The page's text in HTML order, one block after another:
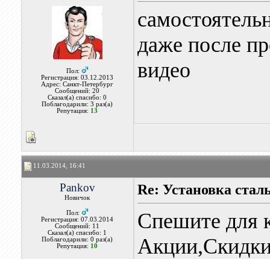
Пол:
Регистрация: 03.12.2013
Адрес: Санкт-Петербург
Сообщений: 20
Сказал(а) спасибо: 0
Поблагодарили: 3 раз(а)
Репутация: 13
даже после
видео
11.03.2014, 16:41
Pankov
Новичок
Пол:
Регистрация: 07.03.2014
Сообщений: 11
Сказал(а) спасибо: 1
Поблагодарили: 0 раз(а)
Репутация: 10
Re: Установка
Спешите для